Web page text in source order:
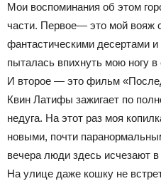
Мои воспоминания об этом
части. Первое— это мой вояж
фантастическими десертами
пыталась впихнуть мою ногу
И второе — это фильм
Квин Латифы зажигает по
недуга. На этот раз моя
новыми, почти
вечера люди здесь исчезают
На улице даже кошку не